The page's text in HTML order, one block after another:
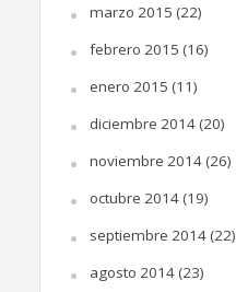
marzo 2015 (22)
febrero 2015 (16)
enero 2015 (11)
diciembre 2014(20)
noviembre 2014(26)
octubre 2014(19)
septiembre 2014(22)
agosto 2014(23)